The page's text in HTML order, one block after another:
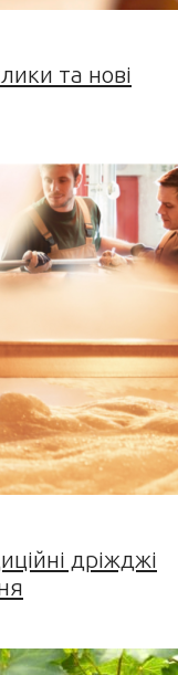
та нові
дріжджі